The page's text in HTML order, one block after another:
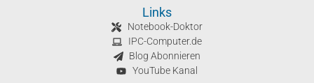
Links
Notebook-Doktor
IPC-Computer.de
Blog Abonnieren
YouTube Kanal